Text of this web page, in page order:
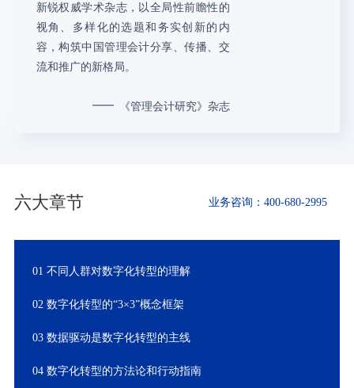
新锐权威学术杂志，以全局性前瞻性的
视角、多样化的选题和务实创新的内
容，构筑中国管理会计分享、传播、交
流和推广的新格局。
《管理会计研究》杂志
六大章节 业务咨询：400-680-2995
01 不同人群对数字化转型的理解
02 数字化转型的“3×3”概念框架
03 数据驱动是数字化转型的主线
04 数字化转型的方法论和行动指南